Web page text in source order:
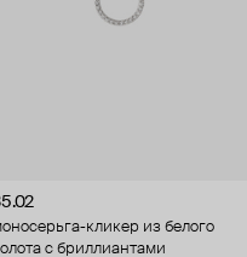
кликер из белого
с бриллиантами